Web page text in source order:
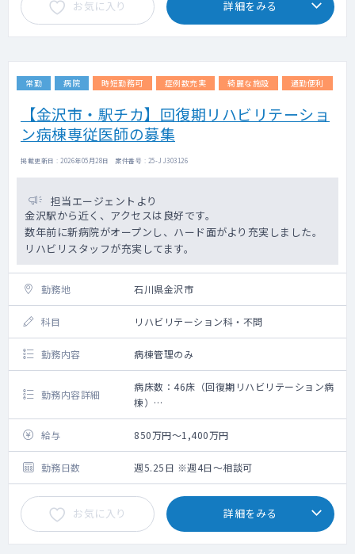
お気に入り 詳細をみる
常勤 病院 時短勤務可 症例数充実 綺麗な施設 通勤便利
【金沢市・駅チカ】回復期リハビリテーショ
ン病棟専従医師の募集
掲載更新日 : 2026年05月28日 案件番号 : 25-JJ303126
担当エージェントより
金沢駅から近く、アクセスは良好です。
数年前に新病院がオープンし、ハード面がより充実しました。
リハビリスタッフが充実してます。
勤務地 石川県金沢市
科目 リハビリテーション科・不問
勤務内容 病棟管理のみ
勤務内容詳細
病床数：46床（回復期リハビリテーション病
棟）
救急搬入数：150台位/月（全科）
手術数：45件位/月（全科）
回復期リハビリテーション病棟専従医師の募
集です。
給与 850万円～1,400万円
勤務日数 週5.25日 ※週4日～相談可
お気に入り 詳細をみる